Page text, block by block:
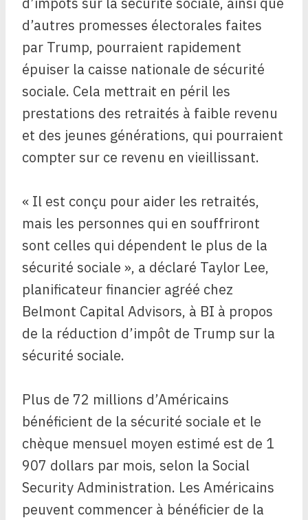
d’autres promesses électorales faites
par Trump, pourraient rapidement
épuiser la caisse nationale de sécurité
sociale. Cela mettrait en péril les
prestations des retraités à faible revenu
et des jeunes générations, qui pourraient
compter sur ce revenu en vieillissant.
« Il est conçu pour aider les retraités,
mais les personnes qui en souffriront
sont celles qui dépendent le plus de la
sécurité sociale », a déclaré Taylor Lee,
planificateur financier agréé chez
Belmont Capital Advisors, à BI à propos
de la réduction d’impôt de Trump sur la
sécurité sociale.
Plus de 72 millions d’Américains
bénéficient de la sécurité sociale et le
chèque mensuel moyen estimé est de 1
907 dollars par mois, selon la Social
Security Administration. Les Américains
peuvent commencer à bénéficier de la